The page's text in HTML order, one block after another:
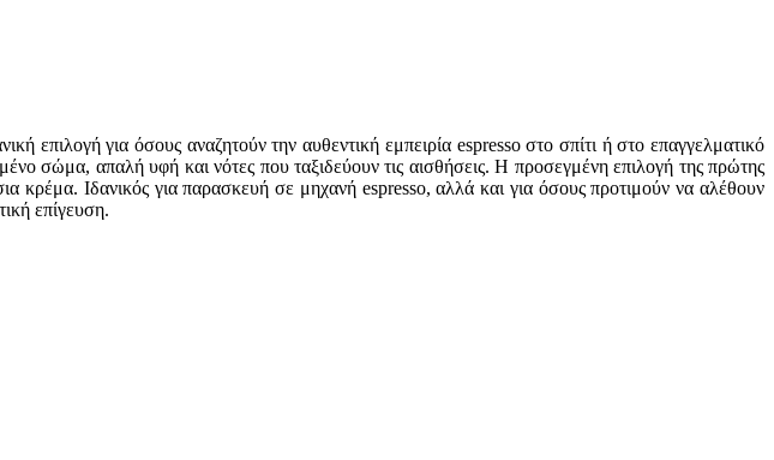
για όσους αναζητούν την αυθεντική εμπειρία espresso στο σπίτι ή στο επαγγελματικό
σώμα, απαλή υφή και νότες που ταξιδεύουν τις αισθήσεις. Η προσεγμένη επιλογή της πρώτης
κρέμα. Ιδανικός για παρασκευή σε μηχανή espresso, αλλά και για όσους προτιμούν να αλέθουν
επίγευση.